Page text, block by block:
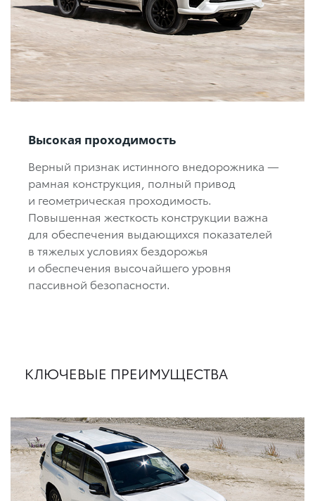
Высокая проходимость
Верный признак истинного внедорожника —
рамная конструкция, полный привод
и геометрическая проходимость.
Повышенная жесткость конструкции важна
для обеспечения выдающихся показателей
в тяжелых условиях бездорожья
и обеспечения высочайшего уровня
пассивной безопасности.
КЛЮЧЕВЫЕ ПРЕИМУЩЕСТВА